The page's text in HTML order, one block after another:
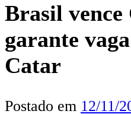
Brasil vence
garante
Catar
Postado em 12/11/